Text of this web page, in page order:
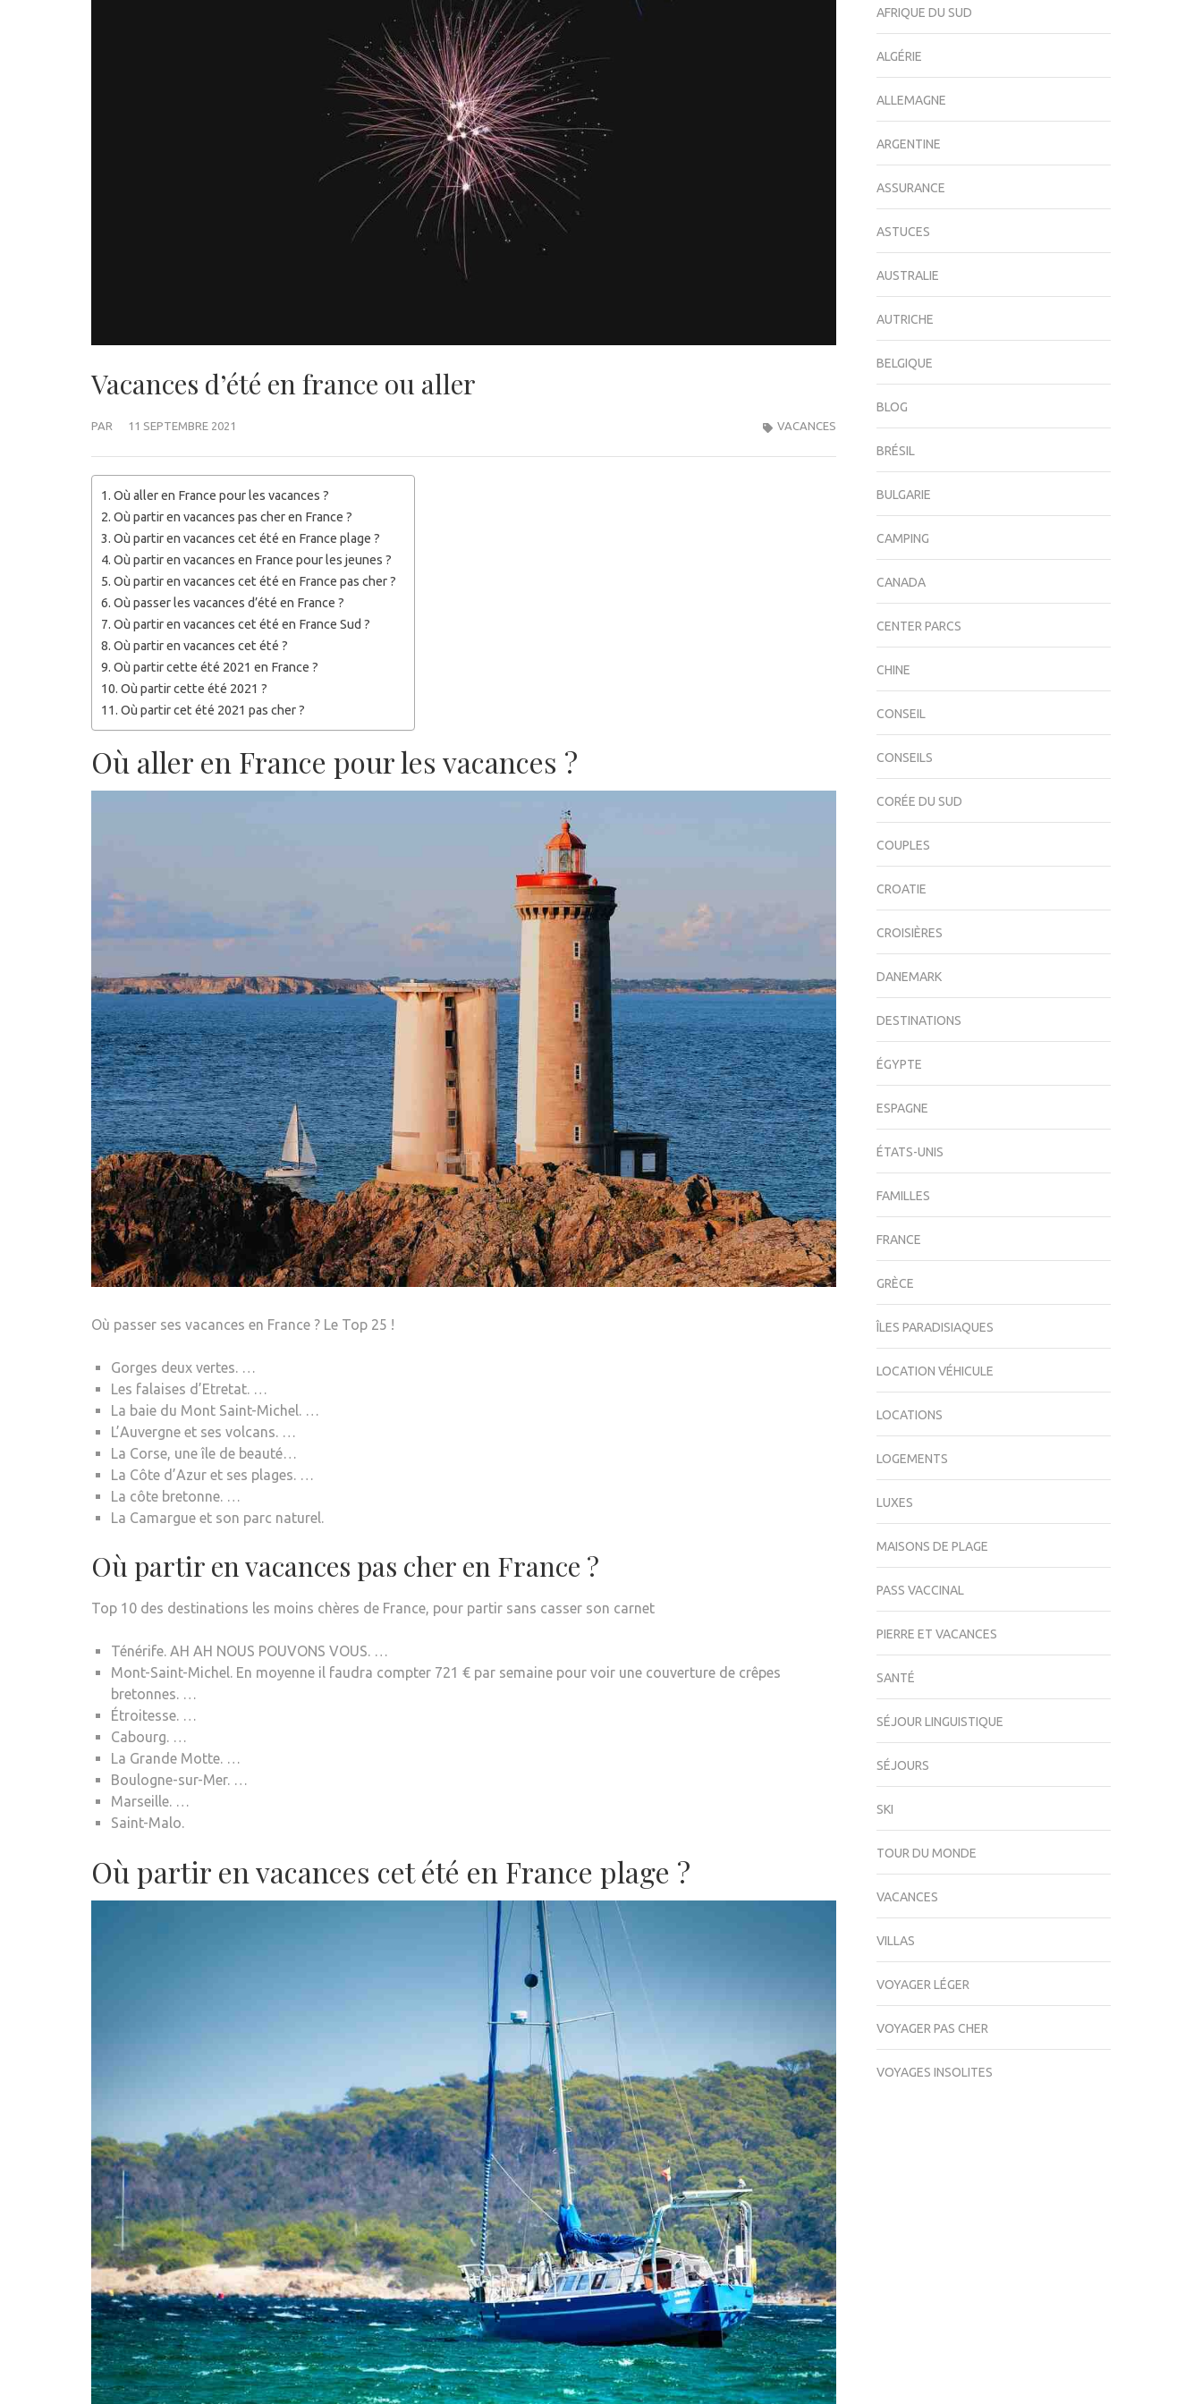
Vacances d’été en france ou aller
PAR 11 SEPTEMBRE 2021 VACANCES
Où aller en France pour les vacances ?
Où partir en vacances pas cher en France ?
Où partir en vacances cet été en France plage ?
Où partir en vacances en France pour les jeunes ?
Où partir en vacances cet été en France pas cher ?
Où passer les vacances d’été en France ?
Où partir en vacances cet été en France Sud ?
Où partir en vacances cet été ?
Où partir cette été 2021 en France ?
Où partir cette été 2021 ?
Où partir cet été 2021 pas cher ?
Où aller en France pour les vacances ?
Où passer ses vacances en France ? Le Top 25 !
Gorges deux vertes. …
Les falaises d’Etretat. …
La baie du Mont Saint-Michel. …
L’Auvergne et ses volcans. …
La Corse, une île de beauté…
La Côte d’Azur et ses plages. …
La côte bretonne. …
La Camargue et son parc naturel.
Où partir en vacances pas cher en France ?
Top 10 des destinations les moins chères de France, pour partir sans casser son carnet
Ténérife. AH AH NOUS POUVONS VOUS. …
Mont-Saint-Michel. En moyenne il faudra compter 721 € par semaine pour voir une couverture de crêpes
bretonnes. …
Étroitesse. …
Cabourg. …
La Grande Motte. …
Boulogne-sur-Mer. …
Marseille. …
Saint-Malo.
Où partir en vacances cet été en France plage ?
AFRIQUE DU SUD
ALGÉRIE
ALLEMAGNE
ARGENTINE
ASSURANCE
ASTUCES
AUSTRALIE
AUTRICHE
BELGIQUE
BLOG
BRÉSIL
BULGARIE
CAMPING
CANADA
CENTER PARCS
CHINE
CONSEIL
CONSEILS
CORÉE DU SUD
COUPLES
CROATIE
CROISIÈRES
DANEMARK
DESTINATIONS
ÉGYPTE
ESPAGNE
ÉTATS-UNIS
FAMILLES
FRANCE
GRÈCE
ÎLES PARADISIAQUES
LOCATION VÉHICULE
LOCATIONS
LOGEMENTS
LUXES
MAISONS DE PLAGE
PASS VACCINAL
PIERRE ET VACANCES
SANTÉ
SÉJOUR LINGUISTIQUE
SÉJOURS
SKI
TOUR DU MONDE
VACANCES
VILLAS
VOYAGER LÉGER
VOYAGER PAS CHER
VOYAGES INSOLITES